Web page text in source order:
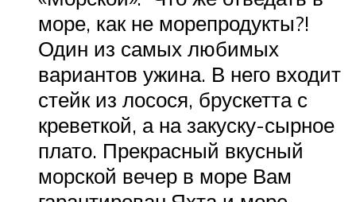
море, как не морепродукты?!
Один из самых любимых
вариантов ужина. В него входит
стейк из лосося, брускетта с
креветкой, а на закуску-сырное
плато. Прекрасный вкусный
морской вечер в море Вам